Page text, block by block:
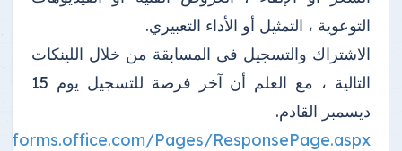
التوعوية ، التمثيل أو الأداء التعبيري.
الاشتراك والتسجيل فى المسابقة من خلال اللينكات
التالية ، مع العلم أن آخر فرصة للتسجيل يوم 15
ديسمبر القادم.
Pages/ResponsePage.aspx...